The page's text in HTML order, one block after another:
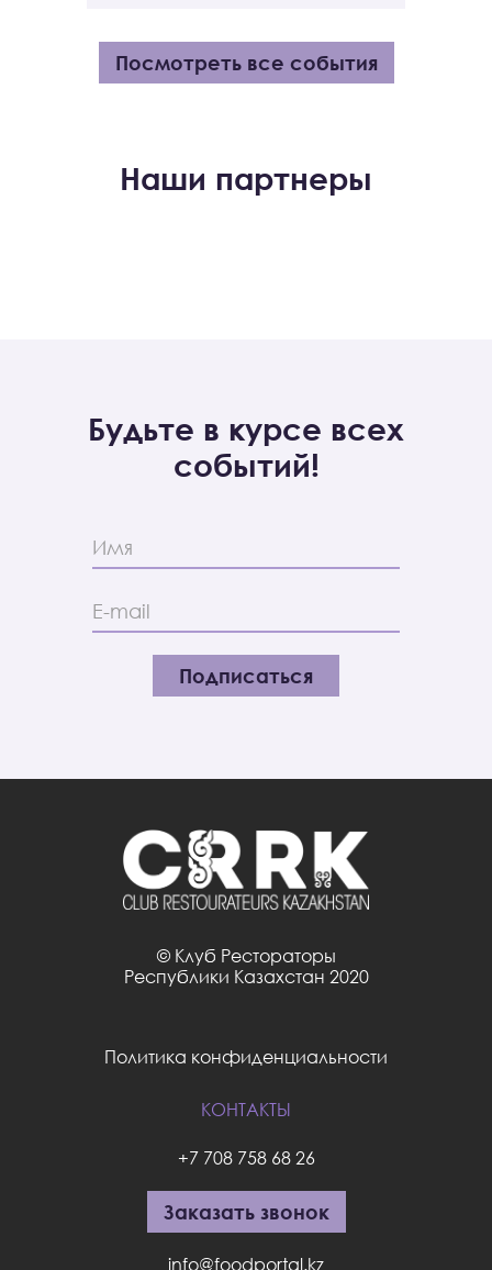
Посмотреть все события
Наши партнеры
Будьте в курсе всех
событий!
© Клуб Рестораторы
Республики Казахстан 2020
Политика конфиденциальности
КОНТАКТЫ
+7 708 758 68 26
Заказать звонок
info@foodportal.kz